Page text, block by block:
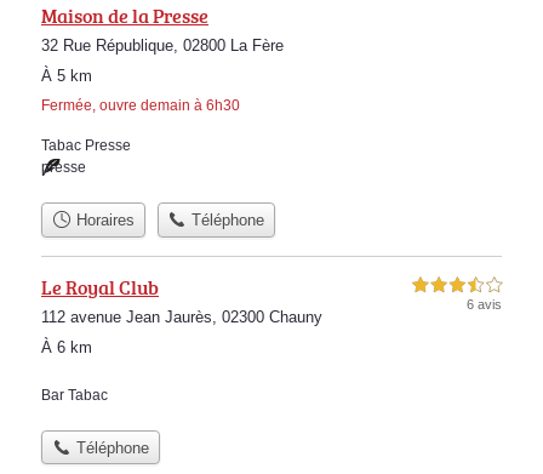
Maison de la Presse
32 Rue République, 02800 La Fère
À 5 km
Fermée, ouvre demain à 6h30
Tabac Presse
presse
Horaires Téléphone
Le Royal Club
112 avenue Jean Jaurès, 02300 Chauny
À 6 km
3,5 étoiles sur 5
6 avis
Bar Tabac
Téléphone